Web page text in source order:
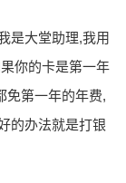
是大堂助理,我用
你的卡是第一年
免第一年的年费,
的办法就是打银